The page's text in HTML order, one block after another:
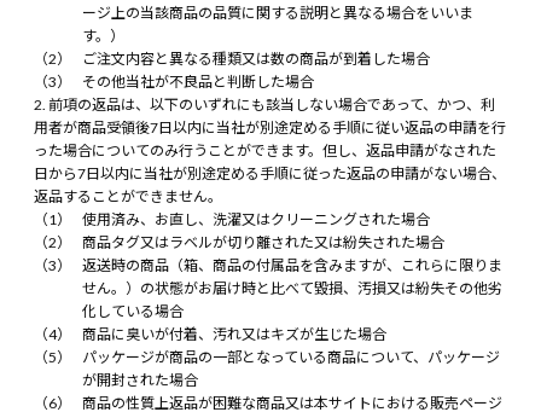
ージ上の当該商品の品質に関する説明と異なる場合をいいま
す。）
ご注文内容と異なる種類又は数の商品が到着した場合
その他当社が不良品と判断した場合
前項の返品は、以下のいずれにも該当しない場合であって、かつ、利
用者が商品受領後7日以内に当社が別途定める手順に従い返品の申請を行
った場合についてのみ行うことができます。但し、返品申請がなされた
日から7日以内に当社が別途定める手順に従った返品の申請がない場合、
返品することができません。
使用済み、お直し、洗濯又はクリーニングされた場合
商品タグ又はラベルが切り離された又は紛失された場合
返送時の商品（箱、商品の付属品を含みますが、これらに限りま
せん。）の状態がお届け時と比べて毀損、汚損又は紛失その他劣
化している場合
商品に臭いが付着、汚れ又はキズが生じた場合
パッケージが商品の一部となっている商品について、パッケージ
が開封された場合
商品の性質上返品が困難な商品又は本サイトにおける販売ページ